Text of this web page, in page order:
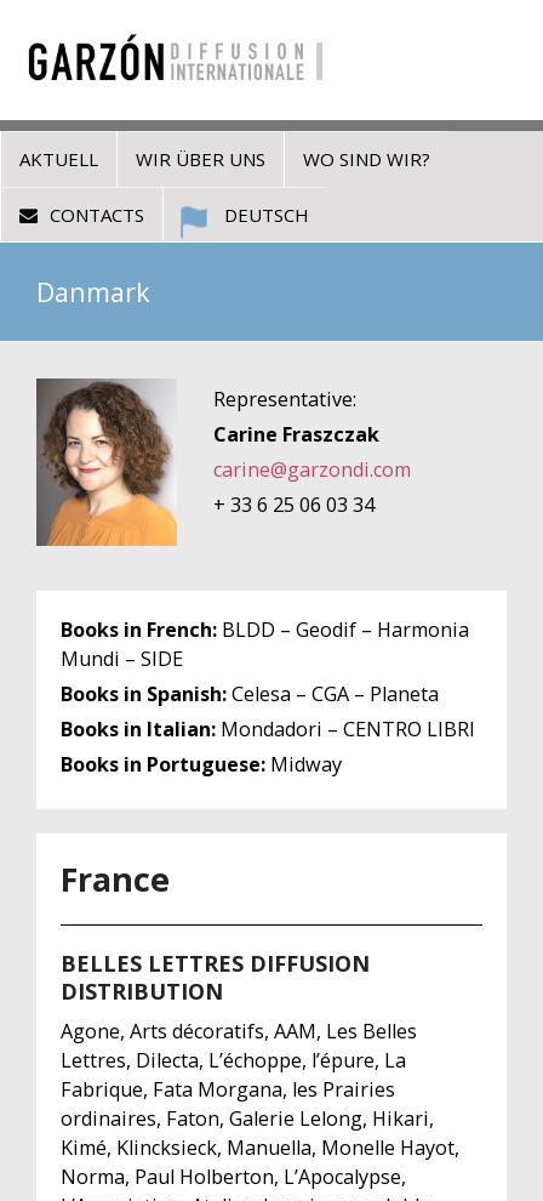
AKTUELL WIR ÜBER UNS WO SIND WIR?
CONTACTS DEUTSCH
Danmark
Representative:
Carine Fraszczak
carine@garzondi.com
+ 33 6 25 06 03 34
Books in French: BLDD – Geodif – Harmonia
Mundi – SIDE
Books in Spanish:Celesa – CGA – Planeta
Books in Italian: Mondadori – CENTRO LIBRI
Books in Portuguese: Midway
France
BELLES LETTRES DIFFUSION
DISTRIBUTION
Agone, Arts décoratifs, AAM, Les Belles
Lettres, Dilecta, L’échoppe, l’épure, La
Fabrique, Fata Morgana, les Prairies
ordinaires, Faton, Galerie Lelong, Hikari,
Kimé, Klincksieck, Manuella, Monelle Hayot,
Norma, Paul Holberton, L’Apocalypse,